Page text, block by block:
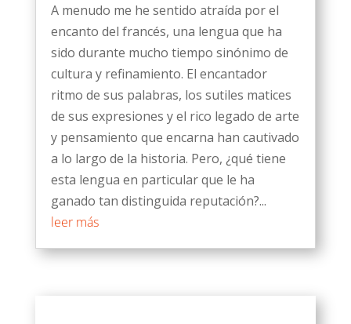
A menudo me he sentido atraída por el
encanto del francés, una lengua que ha
sido durante mucho tiempo sinónimo de
cultura y refinamiento. El encantador
ritmo de sus palabras, los sutiles matices
de sus expresiones y el rico legado de arte
y pensamiento que encarna han cautivado
a lo largo de la historia. Pero, ¿qué tiene
esta lengua en particular que le ha
ganado tan distinguida reputación?...
leer más